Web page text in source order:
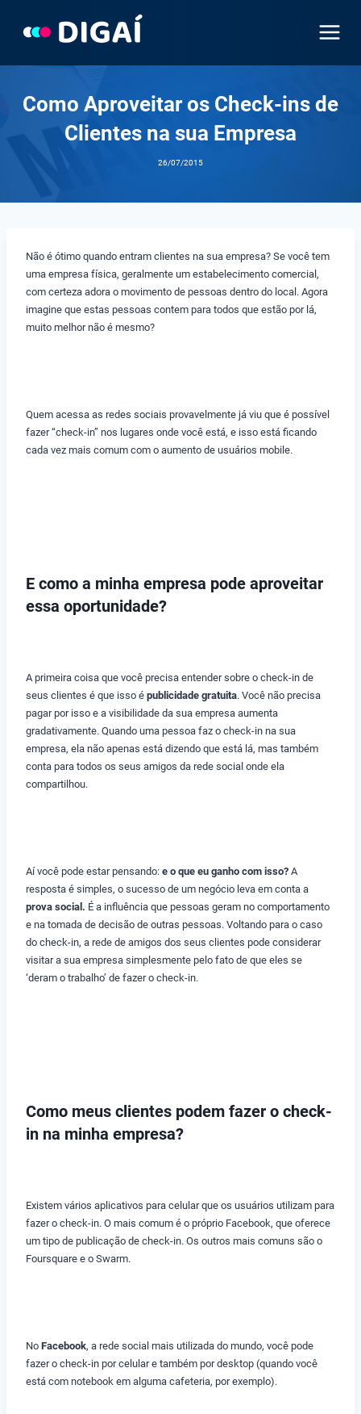
Como Aproveitar os Check-ins de
Clientes na sua Empresa
26/07/2015
Não é ótimo quando entram clientes na sua empresa? Se você tem
uma empresa física, geralmente um estabelecimento comercial,
com certeza adora o movimento de pessoas dentro do local. Agora
imagine que estas pessoas contem para todos que estão por lá,
muito melhor não é mesmo?
Quem acessa as redes sociais provavelmente já viu que é possível
fazer “check-in” nos lugares onde você está, e isso está ficando
cada vez mais comum com o aumento de usuários mobile.
E como a minha empresa pode aproveitar
essa oportunidade?
A primeira coisa que você precisa entender sobre o check-in de
seus clientes é que isso é publicidade gratuita. Você não precisa
pagar por isso e a visibilidade da sua empresa aumenta
gradativamente. Quando uma pessoa faz o check-in na sua
empresa, ela não apenas está dizendo que está lá, mas também
conta para todos os seus amigos da rede social onde ela
compartilhou.
Aí você pode estar pensando: e o que eu ganho com isso? A
resposta é simples, o sucesso de um negócio leva em conta a
prova social. É a influência que pessoas geram no comportamento
e na tomada de decisão de outras pessoas. Voltando para o caso
do check-in, a rede de amigos dos seus clientes pode considerar
visitar a sua empresa simplesmente pelo fato de que eles se
‘deram o trabalho’ de fazer o check-in.
Como meus clientes podem fazer o check-
in na minha empresa?
Existem vários aplicativos para celular que os usuários utilizam para
fazer o check-in. O mais comum é o próprio Facebook, que oferece
um tipo de publicação de check-in. Os outros mais comuns são o
Foursquare e o Swarm.
No Facebook, a rede social mais utilizada do mundo, você pode
fazer o check-in por celular e também por desktop (quando você
está com notebook em alguma cafeteria, por exemplo).